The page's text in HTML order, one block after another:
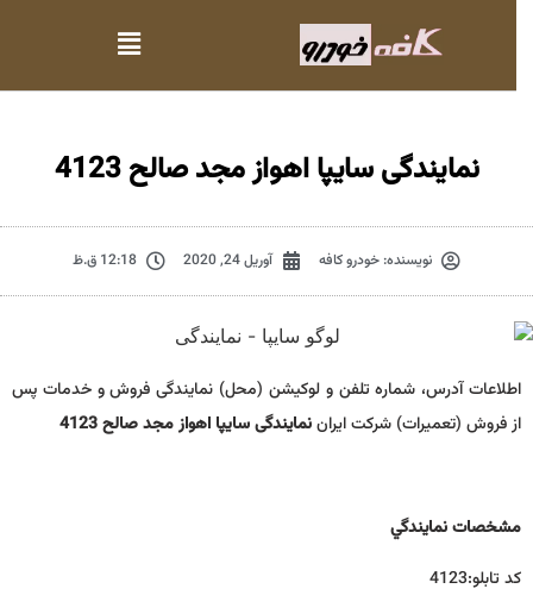
نمایندگی سایپا اهواز مجد صالح 4123
نویسنده:خودرو کافه آوریل 24, 2020 12:18 ق.ظ
اطلاعات آدرس، شماره تلفن و لوکیشن (محل) نمایندگی فروش و خدمات پس
از فروش (تعمیرات) شرکت ایراننمایندگی سایپا اهواز مجد صالح 4123
مشخصات نمايندگي
كد تابلو:4123